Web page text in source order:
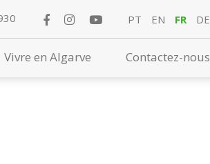
PT EN FR DE
Vivre en Algarve Contactez-nous